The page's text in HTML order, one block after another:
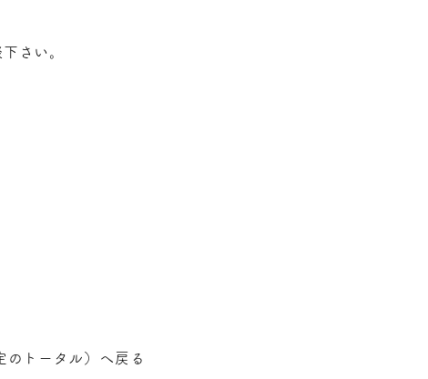
さい。
のトータル）へ戻る